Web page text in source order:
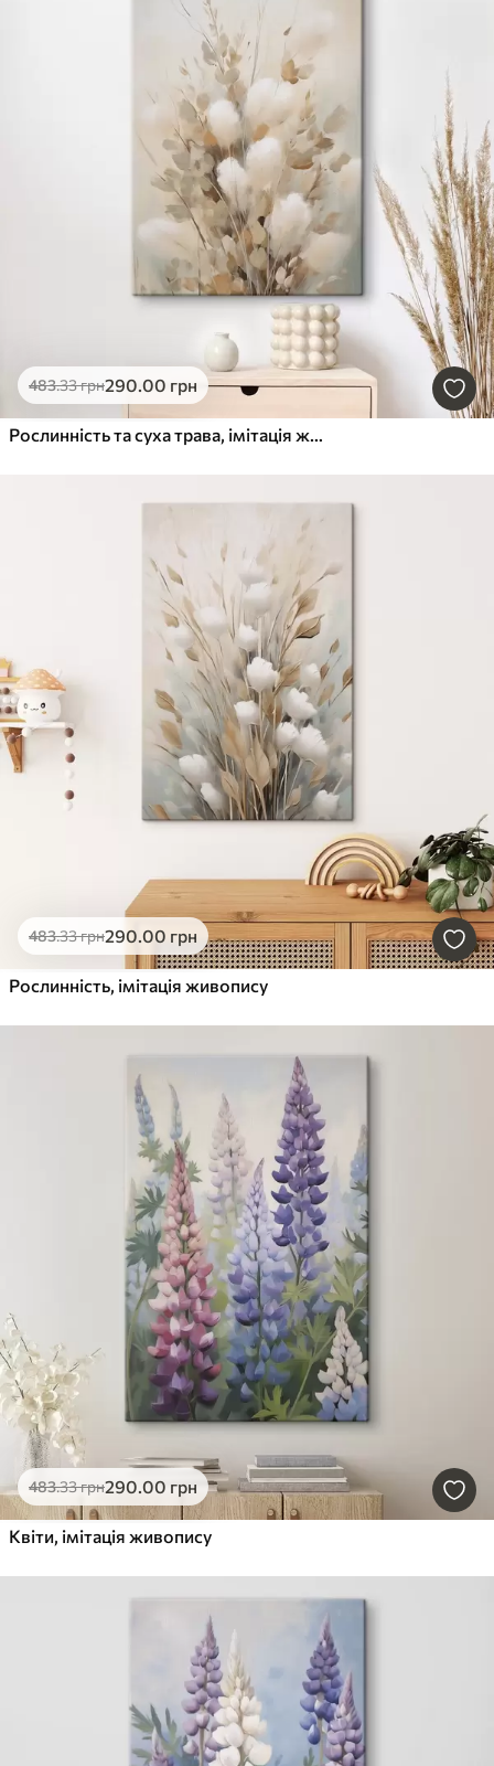
483.33грн290.00 грн
Рослинність та суха трава, імітація живопису
483.33грн290.00 грн
Рослинність, імітація живопису
483.33грн290.00 грн
Квіти, імітація живопису